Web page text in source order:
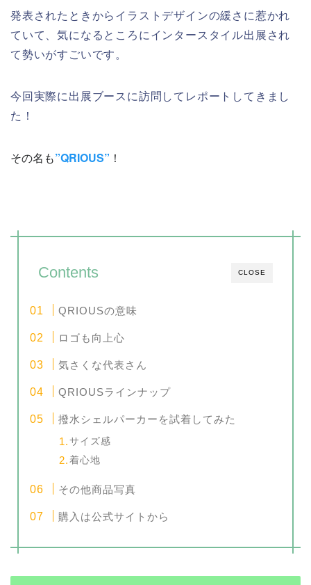
発表されたときからイラストデザインの緩さに惹かれ
ていて、気になるところにインタースタイル出展され
て勢いがすごいです。
今回実際に出展ブースに訪問してレポートしてきまし
た！
その名も”QRIOUS” ！
CLOSE
Contents
QRIOUSの意味
ロゴも向上心
気さくな代表さん
QRIOUSラインナップ
撥水シェルパーカーを試着してみた
サイズ感
着心地
その他商品写真
購入は公式サイトから